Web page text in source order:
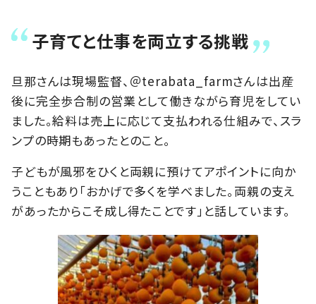
子育てと仕事を両立する挑戦
旦那さんは現場監督、＠terabata_farmさんは出産
後に完全歩合制の営業として働きながら育児をしてい
ました。給料は売上に応じて支払われる仕組みで、スラ
ンプの時期もあったとのこと。
子どもが風邪をひくと両親に預けてアポイントに向か
うこともあり「おかげで多くを学べました。両親の支え
があったからこそ成し得たことです」と話しています。